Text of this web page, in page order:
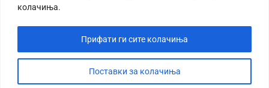
колачиња.
Поставки за колачиња
Прифати ги сите колачиња